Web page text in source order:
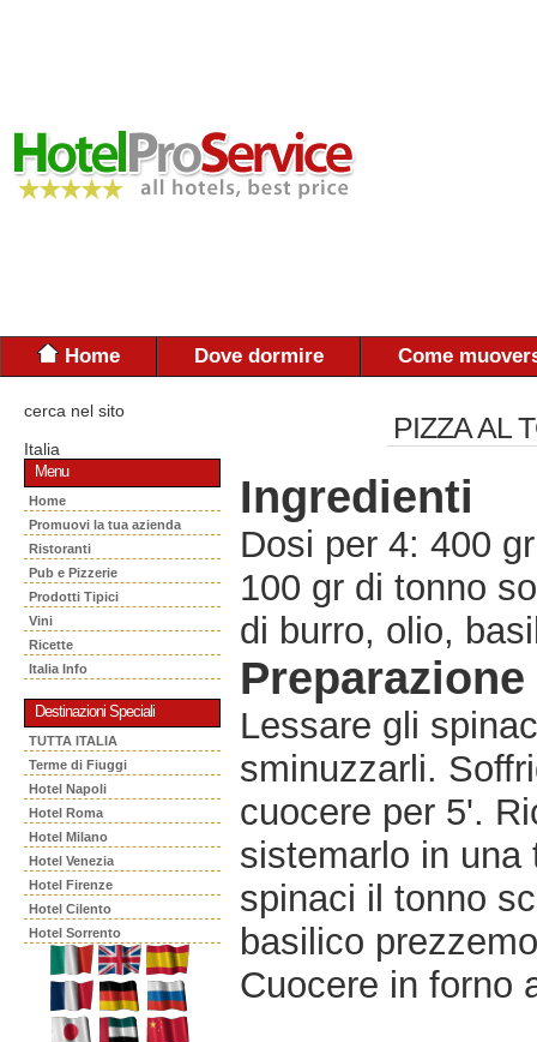
Home Dove dormire Come
cerca nel sito
Italia
Menu
Home
Promuovi la tua azienda
Ristoranti
Pub e Pizzerie
Prodotti Tipici
Vini
Ricette
Italia Info
Destinazioni Speciali
TUTTA ITALIA
Terme di Fiuggi
Hotel Napoli
Hotel Roma
Hotel Milano
Hotel Venezia
Hotel Firenze
Hotel Cilento
Hotel Sorrento
PIZZA AL
Ingredienti
Dosi per 4: 400
100 gr di tonno
di burro, olio,
Preparazione
Lessare gli
sminuzzarli.
cuocere per 5'.
sistemarlo in una
spinaci il tonno
basilico
Cuocere in forno